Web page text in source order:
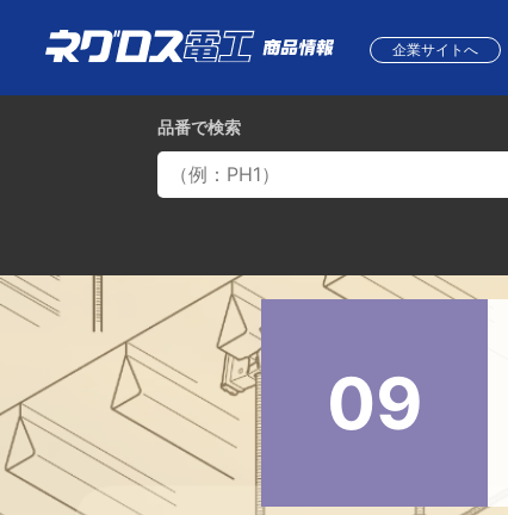
企業サイトへ
品番で検索
09